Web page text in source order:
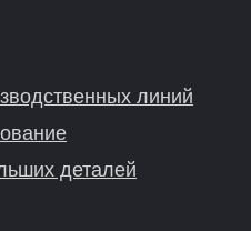
линий
деталей